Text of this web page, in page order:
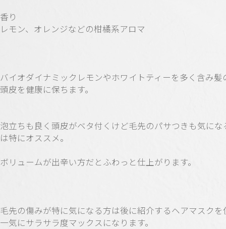
香り
レモン、オレンジなどの柑橘系アロマ
バイオダイナミックレモンやホワイトティーを多く含み髪
頭皮を健康に保ちます。
泡立ちも良く頭皮がベタ付くけど毛先のパサつきも気にな
は特にオススメ。
ボリュームが出辛い方だとふわっと仕上がります。
毛先の傷みが特に気になる方は後に紹介するヘアマスクを
一気にサラサラ度マックスになります。